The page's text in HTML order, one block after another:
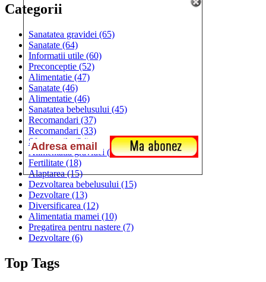
Categorii
Sanatatea gravidei (65)
Sanatate (64)
Informatii utile (60)
Preconceptie (52)
Alimentatie (47)
Sanatate (46)
Alimentatie (46)
Sanatatea bebelusului (45)
Recomandari (37)
Recomandari (33)
Sfaturi utile
(24)
Alimentatia gravidei (23)
Fertilitate (18)
Alaptarea(15)
Dezvoltarea bebelusului (15)
Dezvoltare (13)
Diversificarea (12)
Alimentatia mamei (10)
Pregatirea pentru nastere (7)
Dezvoltare (6)
Top Tags